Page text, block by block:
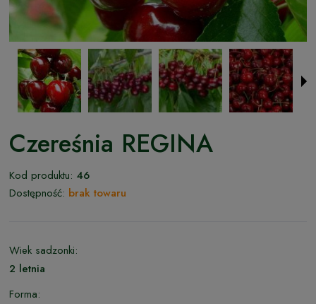
Czereśnia REGINA
Kod produktu: 46
Dostępność: brak towaru
Wiek sadzonki:
2 letnia
Forma: